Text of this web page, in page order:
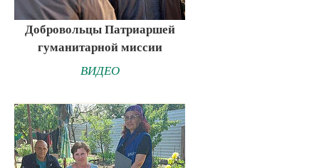
Добровольцы Патриаршей
гуманитарной миссии
ВИДЕО